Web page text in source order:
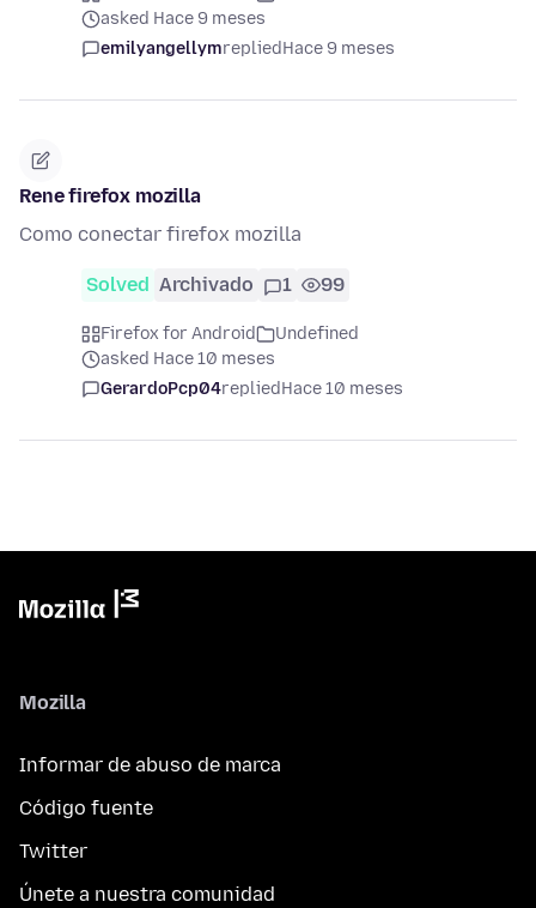
asked Hace 9 meses
emilyangellymrepliedHace 9 meses
Rene firefox mozilla
Como conectar firefox mozilla
Solved Archivado 1 99
Firefox for Android
Undefined
asked Hace 10 meses
GerardoPcp04repliedHace 10 meses
Mozilla
Informar de abuso de marca
Código fuente
Twitter
Únete a nuestra comunidad